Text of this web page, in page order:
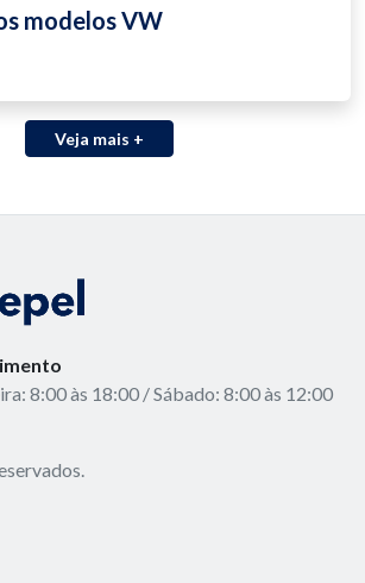
modelos VW
Veja mais +
8:00 às 18:00 / Sábado: 8:00 às 12:00